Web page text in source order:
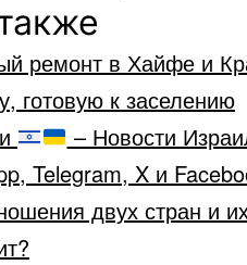
ремонт в Хайфе и
готовую к заселению
– Новости
Telegram, X и
двух стран и